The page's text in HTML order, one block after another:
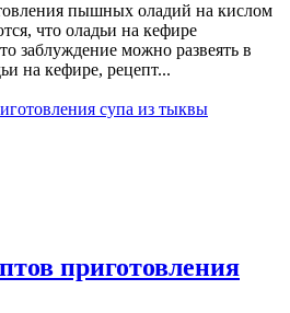
пышных оладий на кислом
что оладьи на кефире
заблуждение можно развеять в
на кефире, рецепт...
приготовления